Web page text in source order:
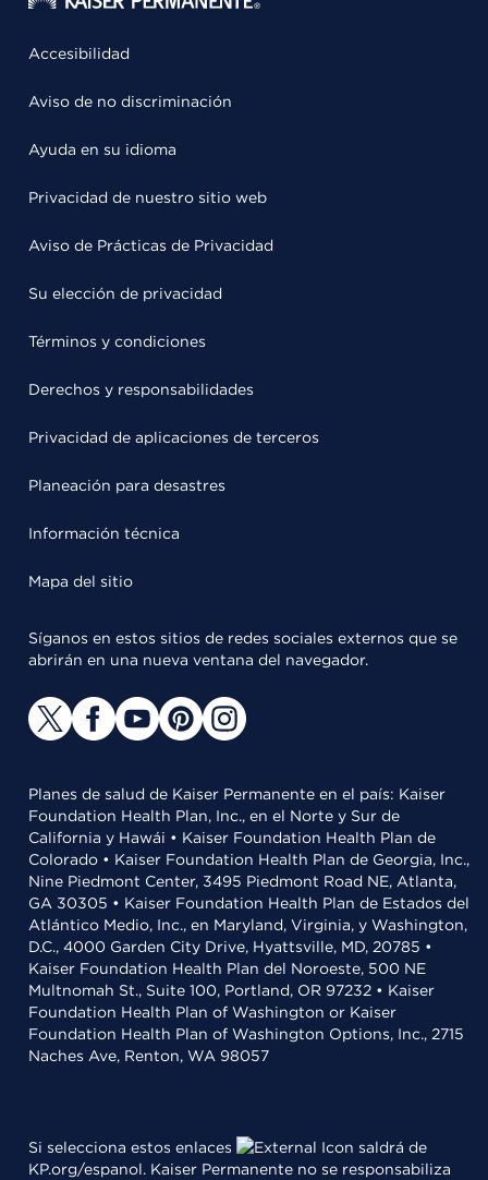
Accesibilidad
Aviso de no discriminación
Ayuda en su idioma
Privacidad de nuestro sitio web
Aviso de Prácticas de Privacidad
Su elección de privacidad
Términos y condiciones
Derechos y responsabilidades
Privacidad de aplicaciones de terceros
Planeación para desastres
Información técnica
Mapa del sitio
Síganos en estos sitios de redes sociales externos que se
abrirán en una nueva ventana del navegador.
Planes de salud de Kaiser Permanente en el país: Kaiser
Foundation Health Plan, Inc., en el Norte y Sur de
California y Hawái • Kaiser Foundation Health Plan de
Colorado • Kaiser Foundation Health Plan de Georgia, Inc.,
Nine Piedmont Center, 3495 Piedmont Road NE, Atlanta,
GA 30305 • Kaiser Foundation Health Plan de Estados del
Atlántico Medio, Inc., en Maryland, Virginia, y Washington,
D.C., 4000 Garden City Drive, Hyattsville, MD, 20785 •
Kaiser Foundation Health Plan del Noroeste, 500 NE
Multnomah St., Suite 100, Portland, OR 97232 • Kaiser
Foundation Health Plan of Washington or Kaiser
Foundation Health Plan of Washington Options, Inc., 2715
Naches Ave, Renton, WA 98057
Si selecciona estos enlaces
saldrá de
KP.org/espanol. Kaiser Permanente no se responsabiliza